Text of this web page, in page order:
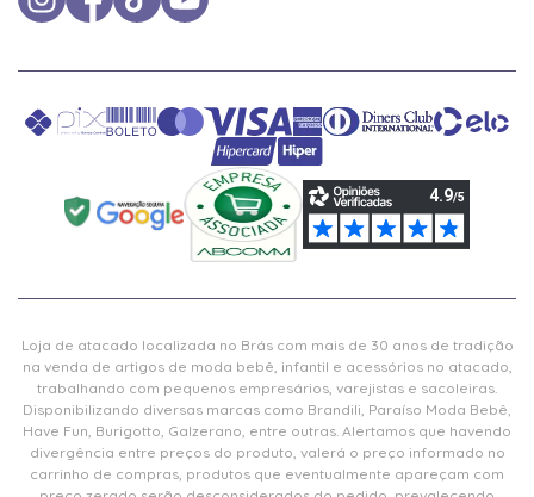
Loja de atacado localizada no Brás com mais de 30 anos de tradição
na venda de artigos de moda bebê, infantil e acessórios no atacado,
trabalhando com pequenos empresários, varejistas e sacoleiras.
Disponibilizando diversas marcas como Brandili, Paraíso Moda Bebê,
Have Fun, Burigotto, Galzerano, entre outras. Alertamos que havendo
divergência entre preços do produto, valerá o preço informado no
carrinho de compras, produtos que eventualmente apareçam com